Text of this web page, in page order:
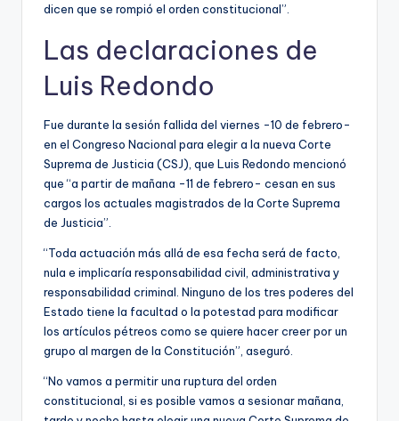
dicen que se rompió el orden constitucional”.
Las declaraciones de
Luis Redondo
Fue durante la sesión fallida del viernes -10 de febrero-
en el Congreso Nacional para elegir a la nueva Corte
Suprema de Justicia (CSJ), que Luis Redondo mencionó
que “a partir de mañana -11 de febrero- cesan en sus
cargos los actuales magistrados de la Corte Suprema
de Justicia”.
“Toda actuación más allá de esa fecha será de facto,
nula e implicaría responsabilidad civil, administrativa y
responsabilidad criminal. Ninguno de los tres poderes del
Estado tiene la facultad o la potestad para modificar
los artículos pétreos como se quiere hacer creer por un
grupo al margen de la Constitución”, aseguró.
“No vamos a permitir una ruptura del orden
constitucional, si es posible vamos a sesionar mañana,